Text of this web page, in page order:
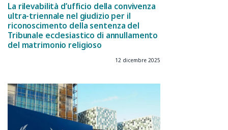
La rilevabilità d’ufficio della convivenza
ultra-triennale nel giudizio per il
riconoscimento della sentenza del
Tribunale ecclesiastico di annullamento
del matrimonio religioso
12 dicembre 2025